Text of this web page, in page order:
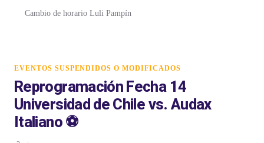
Cambio de horario Luli Pampín
EVENTOS SUSPENDIDOS O MODIFICADOS
Reprogramación Fecha 14
Universidad de Chile vs. Audax
Italiano ⚽️